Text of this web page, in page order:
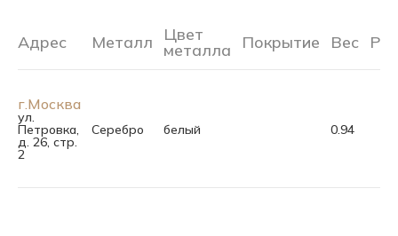
Адрес Металл Цвет
металла Покрытие Вес
г.Москва
ул.
Петровка,
д. 26, стр.
2
Серебро белый 0.94